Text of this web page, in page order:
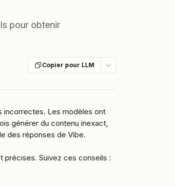
pour obtenir
Copier pour LLM
incorrectes. Les modèles ont
générer du contenu inexact,
des réponses de Vibe.
précises. Suivez ces conseils :